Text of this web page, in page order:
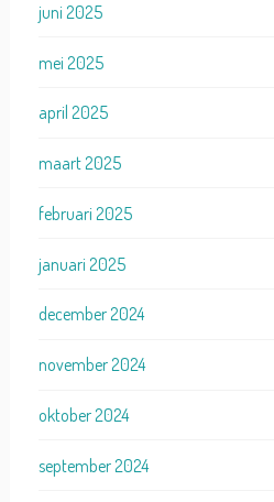
juni 2025
mei 2025
april 2025
maart 2025
februari 2025
januari 2025
december 2024
november 2024
oktober 2024
september 2024